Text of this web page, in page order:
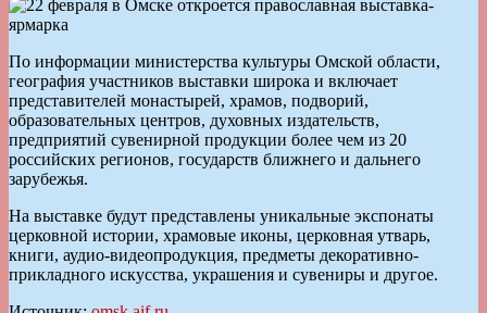
По информации министерства культуры Омской области,
география участников выставки широка и включает
представителей монастырей, храмов, подворий,
образовательных центров, духовных издательств,
предприятий сувенирной продукции более чем из 20
российских регионов, государств ближнего и дальнего
зарубежья.
На выставке будут представлены уникальные экспонаты
церковной истории, храмовые иконы, церковная утварь,
книги, аудио-видеопродукция, предметы декоративно-
прикладного искусства, украшения и сувениры и другое.